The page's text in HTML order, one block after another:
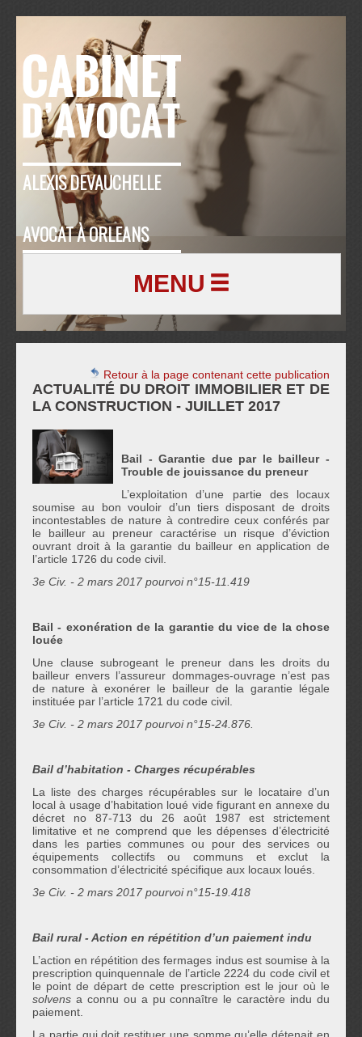
ALEXIS DEVAUCHELLE
AVOCAT À ORLEANS
MENU
Retour à la page contenant cette publication
ACTUALITÉ DU DROIT IMMOBILIER ET DE
LA CONSTRUCTION - JUILLET 2017
Bail - Garantie due par le bailleur -
Trouble de jouissance du preneur
L’exploitation d’une partie des locaux
soumise au bon vouloir d’un tiers disposant de droits
incontestables de nature à contredire ceux conférés par
le bailleur au preneur caractérise un risque d’éviction
ouvrant droit à la garantie du bailleur en application de
l’article 1726 du code civil.
3e Civ. - 2 mars 2017 pourvoi n°15-11.419
Bail - exonération de la garantie du vice de la chose
louée
Une clause subrogeant le preneur dans les droits du
bailleur envers l’assureur dommages-ouvrage n’est pas
de nature à exonérer le bailleur de la garantie légale
instituée par l’article 1721 du code civil.
3e Civ. - 2 mars 2017 pourvoi n°15-24.876.
Bail d’habitation - Charges récupérables
La liste des charges récupérables sur le locataire d’un
local à usage d’habitation loué vide figurant en annexe du
décret no 87-713 du 26 août 1987 est strictement
limitative et ne comprend que les dépenses d’électricité
dans les parties communes ou pour des services ou
équipements collectifs ou communs et exclut la
consommation d’électricité spécifique aux locaux loués.
3e Civ. - 2 mars 2017 pourvoi n°15-19.418
Bail rural - Action en répétition d’un paiement indu
L’action en répétition des fermages indus est soumise à la
prescription quinquennale de l’article 2224 du code civil et
le point de départ de cette prescription est le jour où le
solvens a connu ou a pu connaître le caractère indu du
paiement.
La partie qui doit restituer une somme qu’elle détenait en